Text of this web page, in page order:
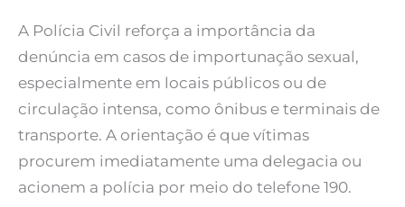
A Polícia Civil reforça a importância da
denúncia em casos de importunação sexual,
especialmente em locais públicos ou de
circulação intensa, como ônibus e terminais de
transporte. A orientação é que vítimas
procurem imediatamente uma delegacia ou
acionem a polícia por meio do telefone 190.